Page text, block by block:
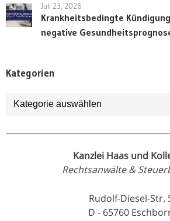
Juli 23, 2026
Krankheitsbedingte
negative
Kategorien
Kategorien
Kanzlei Haas und
Rechtsanwälte &
Rudolf-Diesel-Str.
D - 65760